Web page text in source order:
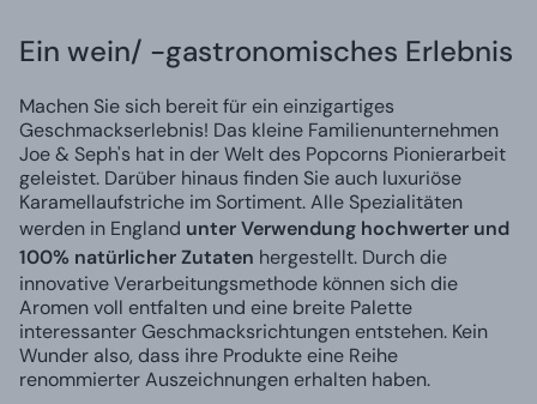
Ein wein/ -gastronomisches Erlebnis
Machen Sie sich bereit für ein einzigartiges
Geschmackserlebnis! Das kleine Familienunternehmen
Joe & Seph's hat in der Welt des Popcorns Pionierarbeit
geleistet. Darüber hinaus finden Sie auch luxuriöse
Karamellaufstriche im Sortiment. Alle Spezialitäten
werden in England unter Verwendung hochwerter und
100% natürlicher Zutaten hergestellt. Durch die
innovative Verarbeitungsmethode können sich die
Aromen voll entfalten und eine breite Palette
interessanter Geschmacksrichtungen entstehen. Kein
Wunder also, dass ihre Produkte eine Reihe
renommierter Auszeichnungen erhalten haben.